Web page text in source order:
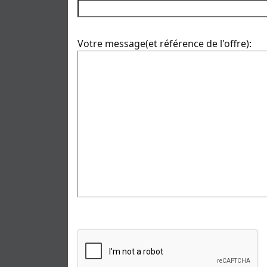
Votre message(et référence de l'offre):